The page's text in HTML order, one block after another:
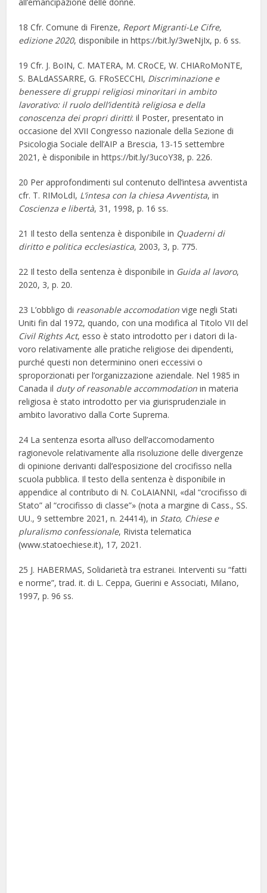
18 Cfr. Comune di Firenze, Report Migranti-Le Cifre,
edizione 2020, disponibile in https://bit.ly/3weNjIx, p. 6 ss.
19 Cfr. J. BoIN, C. MATERA, M. CRoCE, W. CHIARoMoNTE,
S. BALdASSARRE, G. FRoSECCHI, Discriminazione e
benessere di gruppi religiosi minoritari in ambito
lavorativo: il ruolo dell’identità religiosa e della
conoscenza dei propri diritti: il Poster, presentato in
occasione del XVII Congresso nazionale della Sezione di
Psicologia Sociale dell’AIP a Brescia, 13-15 settembre
2021, è disponibile in https://bit.ly/3ucoY38, p. 226.
20 Per approfondimenti sul contenuto dell’intesa avventista
cfr. T. RIMoLdI, L’intesa con la chiesa Avventista, in
Coscienza e libertà, 31, 1998, p. 16 ss.
21 Il testo della sentenza è disponibile in Quaderni di
diritto e politica ecclesiastica, 2003, 3, p. 775.
22 Il testo della sentenza è disponibile in Guida al lavoro,
2020, 3, p. 20.
23 L’obbligo di reasonable accomodationvige negli Stati
Uniti fin dal 1972, quando, con una modifica al Titolo VII del
Civil Rights Act, esso è stato introdotto per i datori di la-
voro relativamente alle pratiche religiose dei dipendenti,
purché questi non determinino oneri eccessivi o
sproporzionati per l’organizzazione aziendale. Nel 1985 in
Canada il duty of reasonable accommodationin materia
religiosa è stato introdotto per via giurisprudenziale in
ambito lavorativo dalla Corte Suprema.
24 La sentenza esorta all’uso dell’accomodamento
ragionevole relativamente alla risoluzione delle divergenze
di opinione derivanti dall’esposizione del crocifisso nella
scuola pubblica. Il testo della sentenza è disponibile in
appendice al contributo di N. CoLAIANNI, «dal “crocifisso di
Stato” al “crocifisso di classe”» (nota a margine di Cass., SS.
UU., 9 settembre 2021, n. 24414), in Stato, Chiese e
pluralismo confessionale, Rivista telematica
(www.statoechiese.it), 17, 2021.
25 J. HABERMAS, Solidarietà tra estranei. Interventi su “fatti
e norme”, trad. it. di L. Ceppa, Guerini e Associati, Milano,
1997, p. 96 ss.